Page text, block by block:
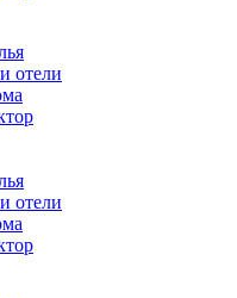
отели
отели